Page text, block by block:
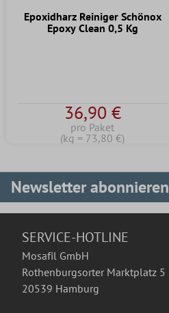
Epoxidharz Reiniger Schönox
Epoxy Clean 0,5 Kg
36,90 €
pro Paket
(kg = 73,80 €)
Newsletter abonnieren
SERVICE-HOTLINE
Mosafil GmbH
Rothenburgsorter Marktplatz 5
20539 Hamburg